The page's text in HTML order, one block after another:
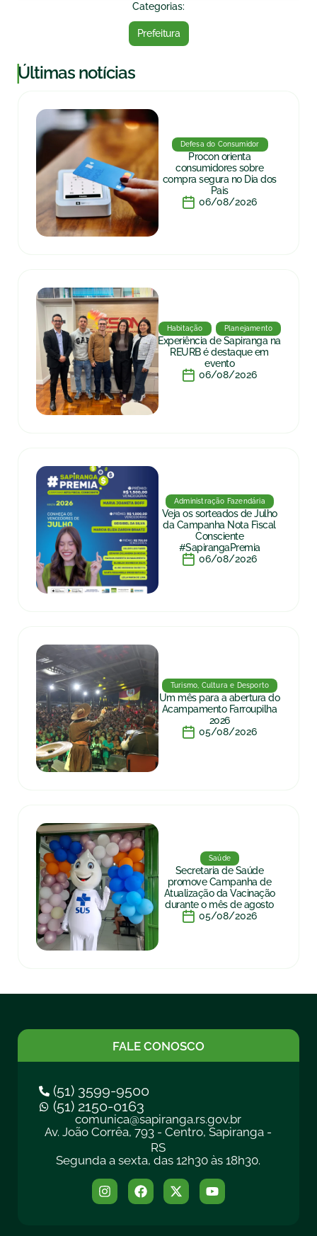
Categorias:
Prefeitura
|Últimas notícias
Defesa do Consumidor
Procon orienta
consumidores sobre
compra segura no Dia dos
Pais
06/08/2026
Habitação Planejamento
Experiência de Sapiranga na
REURB é destaque em
evento
06/08/2026
Administração Fazendária
Veja os sorteados de Julho
da Campanha Nota Fiscal
Consciente
#SapirangaPremia
06/08/2026
Turismo, Cultura e Desporto
Um mês para a abertura do
Acampamento Farroupilha
2026
05/08/2026
Saúde
Secretaria de Saúde
promove Campanha de
Atualização da Vacinação
durante o mês de agosto
05/08/2026
FALE CONOSCO
(51) 3599-9500
(51) 2150-0163
comunica@sapiranga.rs.gov.br
Av. João Corrêa, 793 - Centro, Sapiranga -
RS
Segunda a sexta, das 12h30 às 18h30.